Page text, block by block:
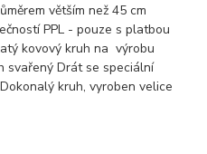
větším než 45 cm
PPL - pouze s platbou
kovový kruh na výrobu
svařený Drát se speciální
kruh, vyroben velice